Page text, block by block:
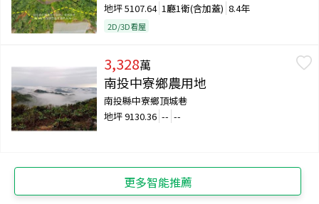
地坪5107.64 1廳1衛(含加蓋) 8.4年
2D/3D看屋
3,328萬
南投中寮鄉農用地
南投縣中寮鄉頂城巷
地坪9130.36 -- --
更多智能推薦